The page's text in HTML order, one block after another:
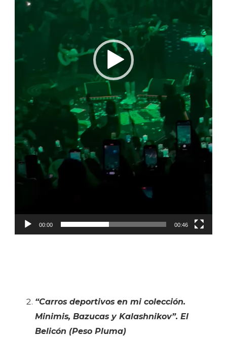
00:00 00:46
“Carros deportivos en mi colección.
Minimis, Bazucas y Kalashnikov”. El
Belicón (Peso Pluma)